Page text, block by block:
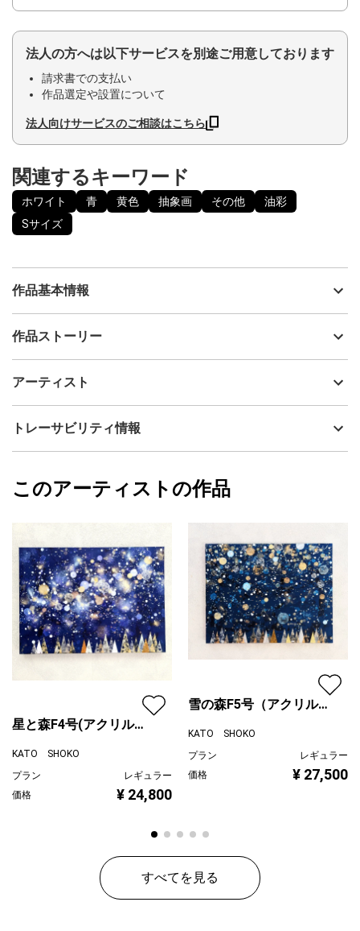
法人の方へは以下サービスを別途ご用意しております
請求書での支払い
作品選定や設置について
法人向けサービスのご相談はこちら
関連するキーワード
ホワイト 青 黄色 抽象画 その他
油彩
Sサイズ
作品基本情報
出品者
制作年
技法
油彩
カラー
ホワイト
配送目安
二週間以内
作品ストーリー
ブルーが爽やかで、流れるようなタッチが美しく仕上がっていま
す。
程よい雨音が聞こえる昼下がりの心地よさが
この画面とリンクするようで
水の優しさに包まれるようなイメージです。
夏に飾ると特に涼しげで良いかもしれません。
爽やかなので玄関や寝室にも映えます。
画像は明るい昼間に撮影したものです。
耐光性はございますが
常に直射日光の場所での保管はお避け下さい。
ポピーオイルを揮発性油で薄めているので
黄ばみも出にくくなています。
アーティスト
KATO SHOKO
フォローする
トレーサビリティ情報
KATO SHOKO
このアーティストの作品
星と森F4号(アクリル原
KATO SHOKO
プラン
レギュラー
価格
¥ 24,800
雪の森F5号（アクリル原
KATO SHOKO
プラン
レギュラー
価格
¥ 27,500
すべてを見る